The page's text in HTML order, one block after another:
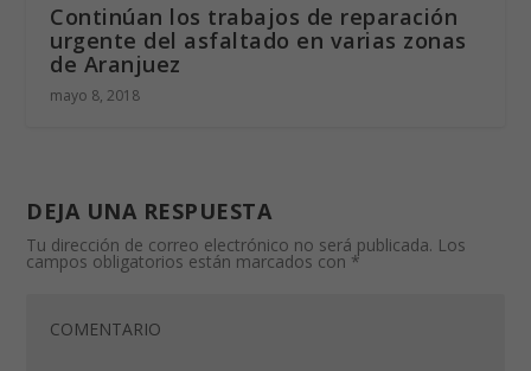
Continúan los trabajos de reparación
urgente del asfaltado en varias zonas
de Aranjuez
mayo 8, 2018
DEJA UNA RESPUESTA
Tu dirección de correo electrónico no será publicada. Los
campos obligatorios están marcados con *